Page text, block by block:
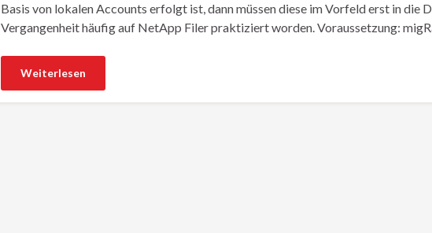
Basis von lokalen Accounts erfolgt ist, dann müssen diese im Vorfeld erst in die
Vergangenheit häufig auf NetApp Filer praktiziert worden. Voraussetzung:
Weiterlesen